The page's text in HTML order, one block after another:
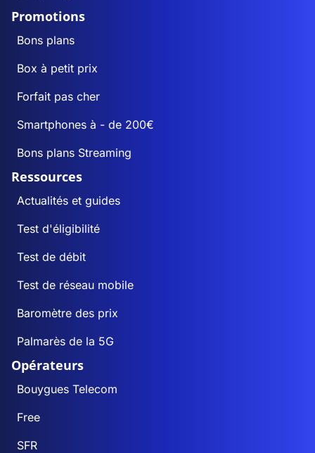
Promotions
Bons plans
Box à petit prix
Forfait pas cher
Smartphones à - de 200€
Bons plans Streaming
Ressources
Actualités et guides
Test d'éligibilité
Test de débit
Test de réseau mobile
Baromètre des prix
Palmarès de la 5G
Opérateurs
Bouygues Telecom
Free
SFR